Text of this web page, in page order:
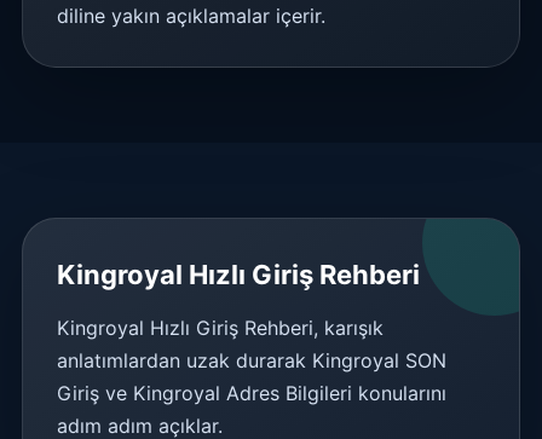
diline yakın açıklamalar içerir.
Kingroyal Hızlı Giriş Rehberi
Kingroyal Hızlı Giriş Rehberi, karışık
anlatımlardan uzak durarak Kingroyal SON
Giriş ve Kingroyal Adres Bilgileri konularını
adım adım açıklar.